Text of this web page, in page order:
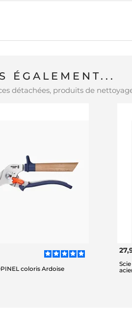
ÉGALEMENT...
détachées, produits de
coloris Ardoise